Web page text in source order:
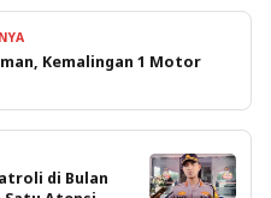
Kemalingan 1 Motor
di Bulan